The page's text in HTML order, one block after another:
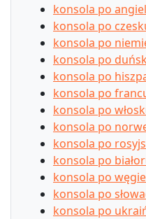
konsola po
konsola po
konsola po
konsola po
konsola po
konsola po
konsola po
konsola po
konsola po
konsola po
konsola po
konsola po
konsola po